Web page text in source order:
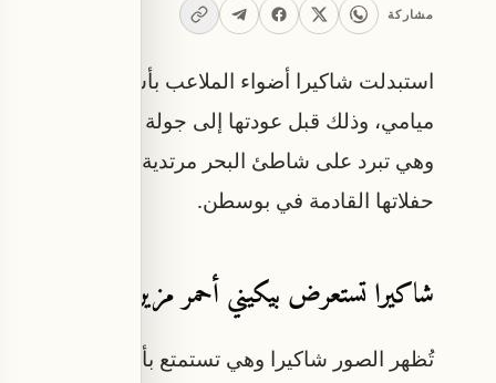
مشاركة
استبدلت شاكيرا أضواء الملاعب بأشعة الشمس
وهي تبرد على شاطئ البحر مرتدية بيكيني أحمر
حفلاتها القادمة في بوسطن.
شاكيرا تستعرض بيكيني أحمر مزين بشراري على
تُظهر الصور شاكيرا وهي تستمتع بأشعة الشمس